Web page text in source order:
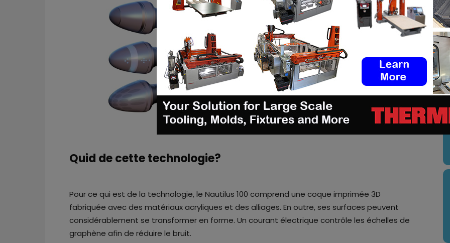
Quid de cette technologie?
Pour ce qui est de la technologie, le Nautilus 100 comprend une coque imprimée 3D
fabriquée avec des matériaux acryliques et des alliages. En outre, ses surfaces peuvent
considérablement se transformer en forme. Un courant électrique contrôle les échelles de
graphène afin de réduire le bruit.